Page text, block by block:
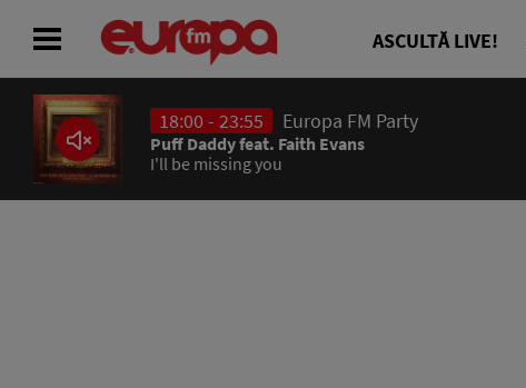
ASCULTĂ LIVE!
18:00 - 23:55 Europa FM Party
Puff Daddy feat. Faith Evans
I'll be missing you
ACASĂ
ȘTIRI